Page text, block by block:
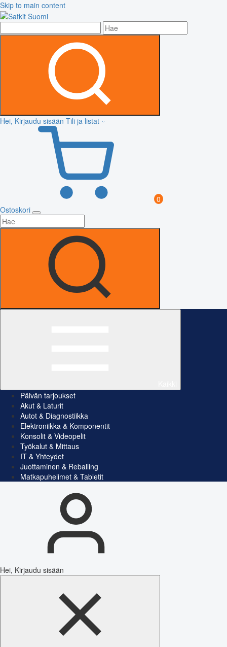
Skip to main content
Hei, Kirjaudu sisään Tili ja listat
0
Ostoskori
Päivän tarjoukset
Akut & Laturit
Autot & Diagnostiikka
Elektroniikka & Komponentit
Konsolit & Videopelit
Työkalut & Mittaus
IT & Yhteydet
Juottaminen & Reballing
Matkapuhelimet & Tabletit
Hei, Kirjaudu sisään